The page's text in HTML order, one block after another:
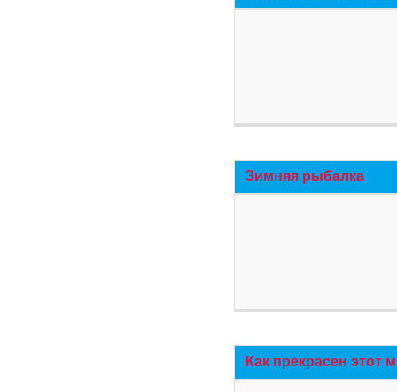
Зимняя рыбалка
Как прекрасен этот